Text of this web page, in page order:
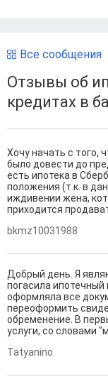
Все сообщения
Отзывы об
кредитах в
Хочу начать с того,
было довести до
есть ипотека в
положения (т.к. в
иждивении жена,
приходится
bkmz10031988
Добрый день. Я
погасила ипотечный
оформляла все
переоформить
обременение. В
услуги, со словами
Tatyanino